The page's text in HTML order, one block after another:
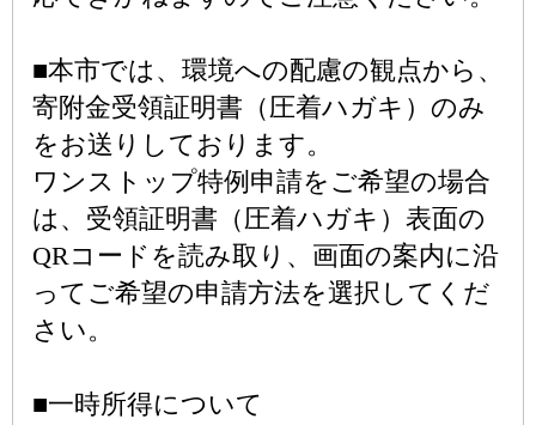
■本市では、環境への配慮の観点から、
寄附金受領証明書（圧着ハガキ）のみ
をお送りしております。
ワンストップ特例申請をご希望の場合
は、受領証明書（圧着ハガキ）表面の
QRコードを読み取り、画面の案内に沿
ってご希望の申請方法を選択してくだ
さい。
■一時所得について